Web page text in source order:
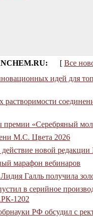
[ Все
идей для
растворимости
«Серебряный
М.С. Цвета 2026
новой
марафон вебинаров
Галль получила
в серийное
1202
РФ обсудил с